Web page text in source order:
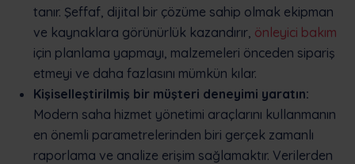
tanır. Şeffaf, dijital bir çözüme sahip olmak ekipman
ve kaynaklara görünürlük kazandırır, önleyici bakım
için planlama yapmayı, malzemeleri önceden sipariş
etmeyi ve daha fazlasını mümkün kılar.
Kişiselleştirilmiş bir müşteri deneyimi yaratın:
Modern saha hizmet yönetimi araçlarını kullanmanın
en önemli parametrelerinden biri gerçek zamanlı
raporlama ve analize erişim sağlamaktır. Verilerden